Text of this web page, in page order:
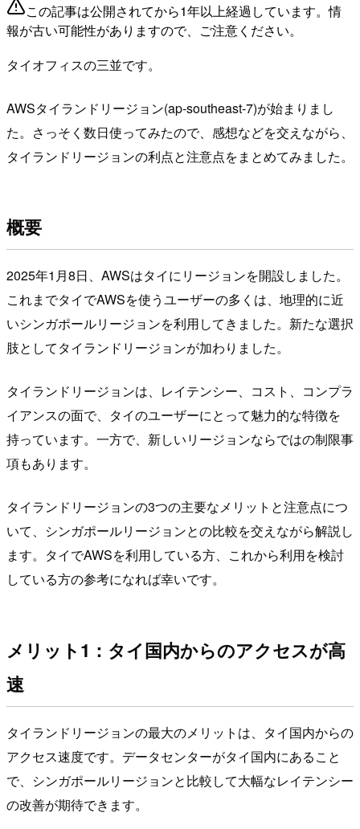
この記事は公開されてから1年以上経過しています。情
報が古い可能性がありますので、ご注意ください。
タイオフィスの三並です。
AWSタイランドリージョン(ap-southeast-7)が始まりまし
た。さっそく数日使ってみたので、感想などを交えながら、
タイランドリージョンの利点と注意点をまとめてみました。
概要
2025年1月8日、AWSはタイにリージョンを開設しました。
これまでタイでAWSを使うユーザーの多くは、地理的に近
いシンガポールリージョンを利用してきました。新たな選択
肢としてタイランドリージョンが加わりました。
タイランドリージョンは、レイテンシー、コスト、コンプラ
イアンスの面で、タイのユーザーにとって魅力的な特徴を
持っています。一方で、新しいリージョンならではの制限事
項もあります。
タイランドリージョンの3つの主要なメリットと注意点につ
いて、シンガポールリージョンとの比較を交えながら解説し
ます。タイでAWSを利用している方、これから利用を検討
している方の参考になれば幸いです。
メリット1：タイ国内からのアクセスが高
速
タイランドリージョンの最大のメリットは、タイ国内からの
アクセス速度です。データセンターがタイ国内にあること
で、シンガポールリージョンと比較して大幅なレイテンシー
の改善が期待できます。